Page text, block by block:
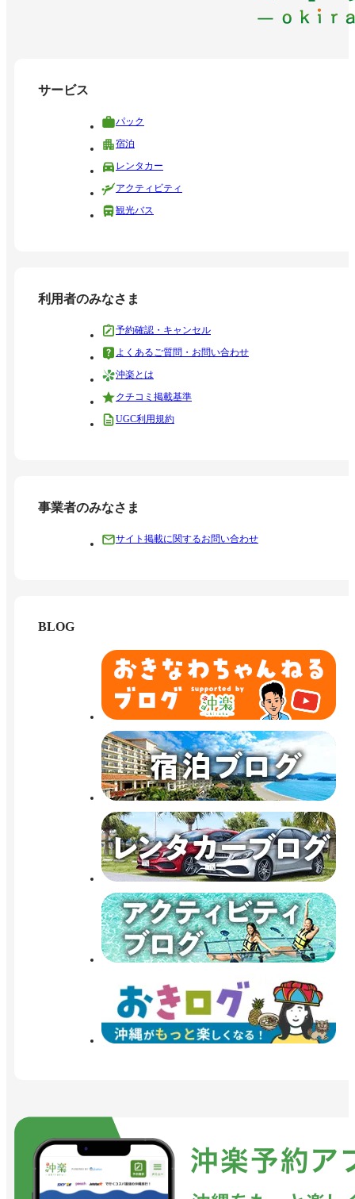
サービス
パック
宿泊
レンタカー
アクティビティ
観光バス
利用者のみなさま
予約確認・キャンセル
よくあるご質問・お問い合わせ
沖楽とは
クチコミ掲載基準
UGC利用規約
事業者のみなさま
サイト掲載に関するお問い合わせ
BLOG